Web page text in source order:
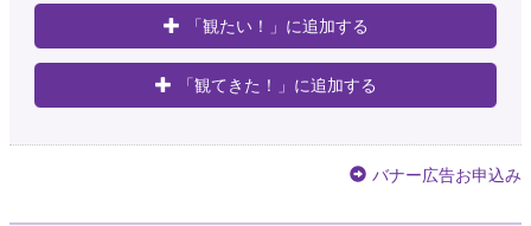
「観たい！」に追加する
「観てきた！」に追加する
バナー広告お申込み